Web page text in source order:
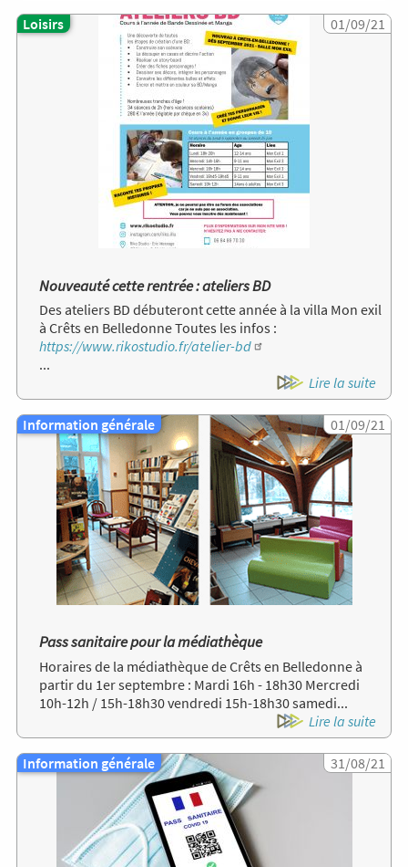
Image
Loisirs
Nouveauté cette rentrée : ateliers BD
01/09/21
Des ateliers BD débuteront cette année à la villa Mon exil
à Crêts en Belledonne Toutes les infos :
https://www.rikostudio.fr/atelier-bd
...
Lire la suite
Image
Information générale
Pass sanitaire pour la médiathèque
01/09/21
Horaires de la médiathèque de Crêts en Belledonne à
partir du 1er septembre : Mardi 16h - 18h30 Mercredi
10h-12h / 15h-18h30 vendredi 15h-18h30 samedi...
Lire la suite
Image
Information générale 31/08/21